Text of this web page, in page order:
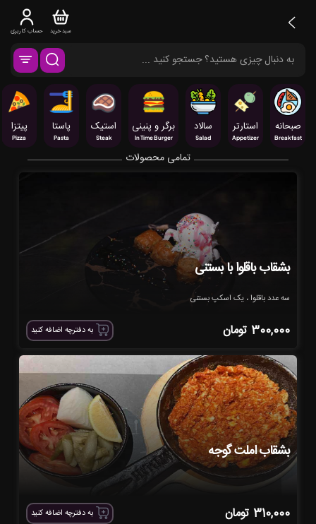
حساب کاربری سبد خرید
صبحانه
Breakfast
استارتر
Appetizer
سالاد
Salad
برگر و پنینی
In Time Burger
استیک
Steak
پاستا
Pasta
پیتزا
Pizza
تمامی محصولات
بشقاب باقلوا با بستنی
سه عدد باقلوا ، یک اسکپ بستنی
300,000 تومان به دفترچه اضافه کنید
بشقاب املت گوجه
310,000 تومان به دفترچه اضافه کنید